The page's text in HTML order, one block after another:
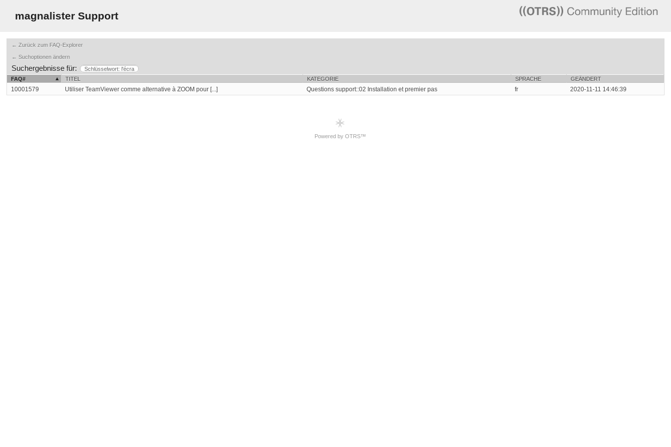
magnalister Support
← Zurück zum FAQ-Explorer
← Suchoptionen ändern
Suchergebnisse für:
Schlüsselwort: l'écra
FAQ#
TITEL KATEGORIE SPRACHE GEÄNDERT
10001579 Utiliser TeamViewer comme alternative à ZOOM pour [...] Questions support::02 Installation et premier pas fr 2020-11-11 14:46:39
Powered by OTRS™